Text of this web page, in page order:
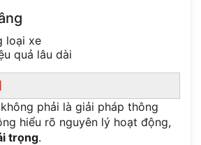
loại xe
quả lâu dài
phải là giải pháp thông
hiểu rõ nguyên lý hoạt động,
trọng.